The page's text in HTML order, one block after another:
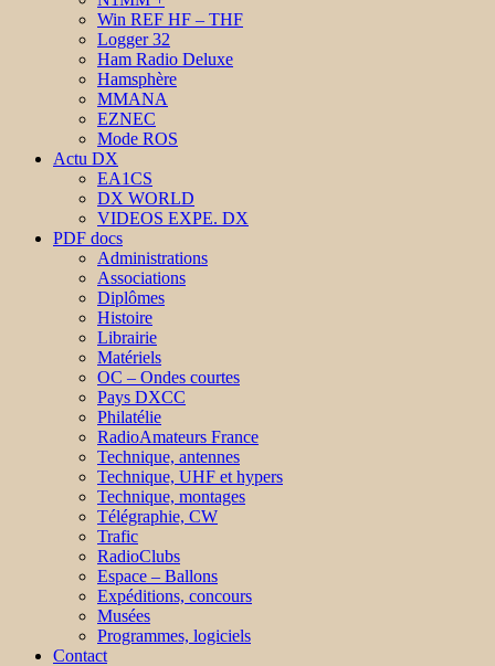
Win REF HF – THF
Logger 32
Ham Radio Deluxe
Hamsphère
MMANA
EZNEC
Mode ROS
Actu DX
EA1CS
DX WORLD
VIDEOS EXPE. DX
PDF docs
Administrations
Associations
Diplômes
Histoire
Librairie
Matériels
OC – Ondes courtes
Pays DXCC
Philatélie
RadioAmateurs France
Technique, antennes
Technique, UHF et hypers
Technique, montages
Télégraphie, CW
Trafic
RadioClubs
Espace – Ballons
Expéditions, concours
Musées
Programmes, logiciels
Contact